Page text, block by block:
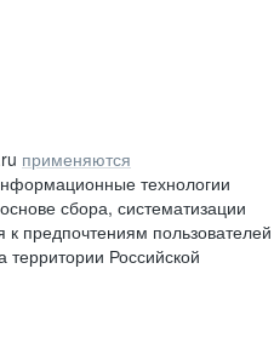
применяются
технологии
сбора, систематизации
предпочтениям пользователей
Российской